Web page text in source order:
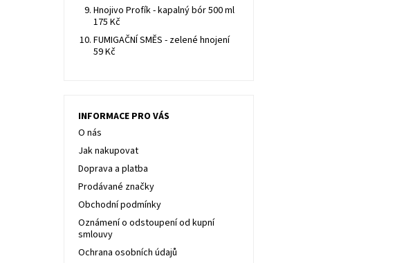
Hnojivo Profík - kapalný bór 500 ml
175 Kč
FUMIGAČNÍ SMĚS - zelené hnojení
59 Kč
INFORMACE PRO VÁS
O nás
Jak nakupovat
Doprava a platba
Prodávané značky
Obchodní podmínky
Oznámení o odstoupení od kupní
smlouvy
Ochrana osobních údajů